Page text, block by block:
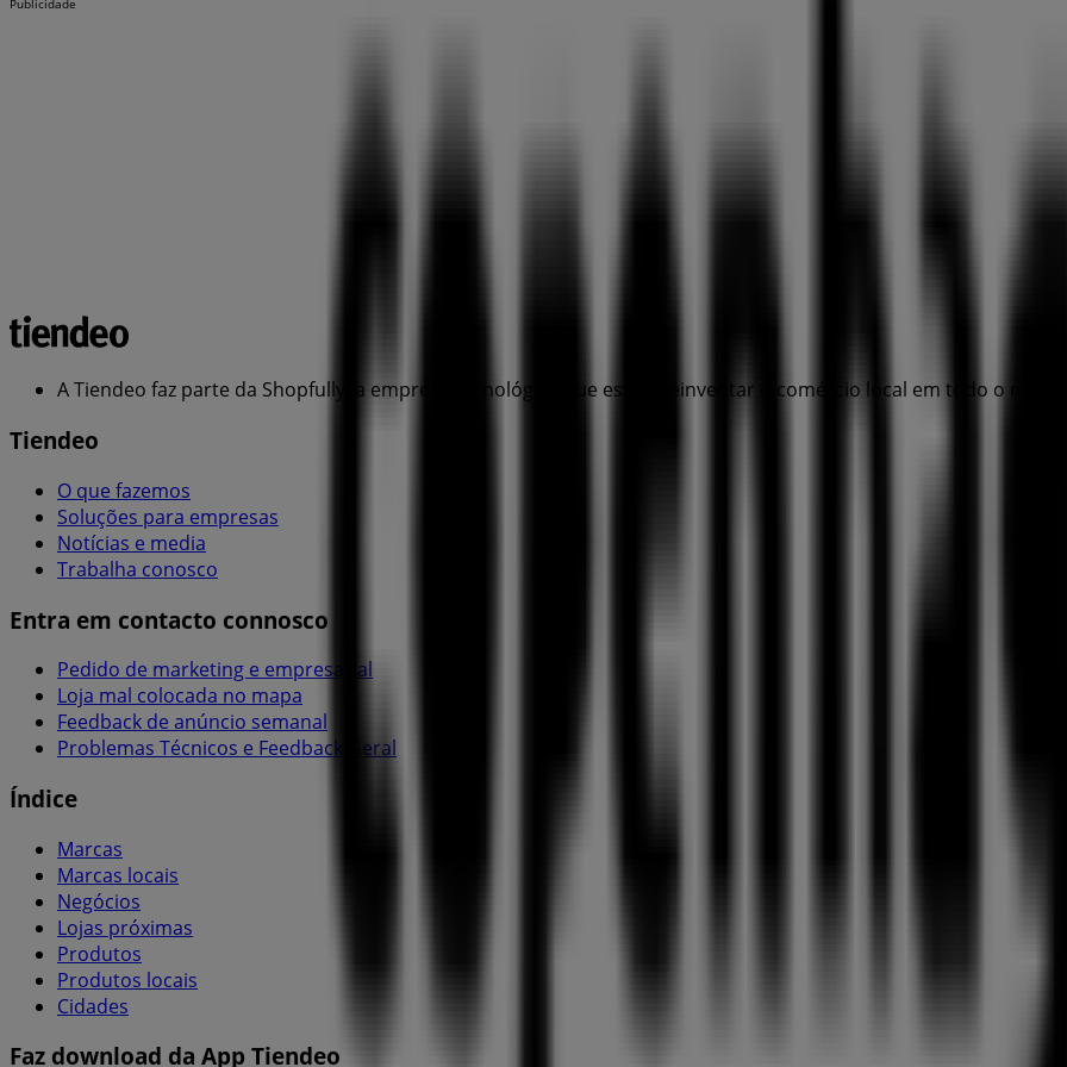
Publicidade
A Tiendeo faz parte da Shopfully, a empresa tecnológica que está a reinventar o comércio local em todo o
Tiendeo
O que fazemos
Soluções para empresas
Notícias e media
Trabalha conosco
Entra em contacto connosco
Pedido de marketing e empresarial
Loja mal colocada no mapa
Feedback de anúncio semanal
Problemas Técnicos e Feedback Geral
Índice
Marcas
Marcas locais
Negócios
Lojas próximas
Produtos
Produtos locais
Cidades
Faz download da App Tiendeo